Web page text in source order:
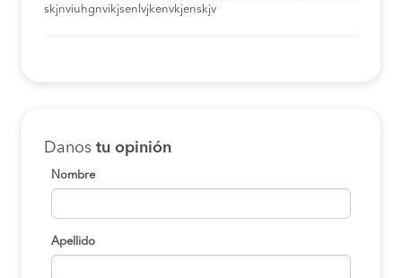
skjnviuhgnvikjsenlvjkenvkjenskjv
Danos tu opinión
Nombre
Apellido